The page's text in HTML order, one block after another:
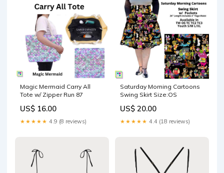
Magic Mermaid Carry All
Tote w/ Zipper Run 87
US$ 16.00
★★★★★ 4.9 (8 reviews)
Saturday Morning Cartoons
Swing Skirt Size:OS
US$ 20.00
★★★★★ 4.4 (18 reviews)